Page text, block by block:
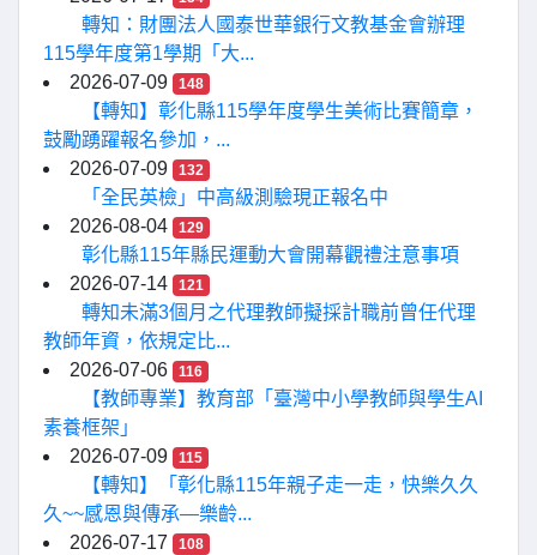
轉知：財團法人國泰世華銀行文教基金會辦理
115學年度第1學期「大...
2026-07-09
148
【轉知】彰化縣115學年度學生美術比賽簡章，
鼓勵踴躍報名參加，...
2026-07-09
132
「全民英檢」中高級測驗現正報名中
2026-08-04
129
彰化縣115年縣民運動大會開幕觀禮注意事項
2026-07-14
121
轉知未滿3個月之代理教師擬採計職前曾任代理
教師年資，依規定比...
2026-07-06
116
【教師專業】教育部「臺灣中小學教師與學生AI
素養框架」
2026-07-09
115
【轉知】「彰化縣115年親子走一走，快樂久久
久~~感恩與傳承—樂齡...
2026-07-17
108